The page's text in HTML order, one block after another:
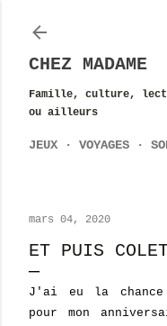
CHEZ MADAME
Famille, culture,
ou ailleurs
JEUX VOYAGES
mars 04, 2020
ET PUIS
J'ai eu la
pour mon